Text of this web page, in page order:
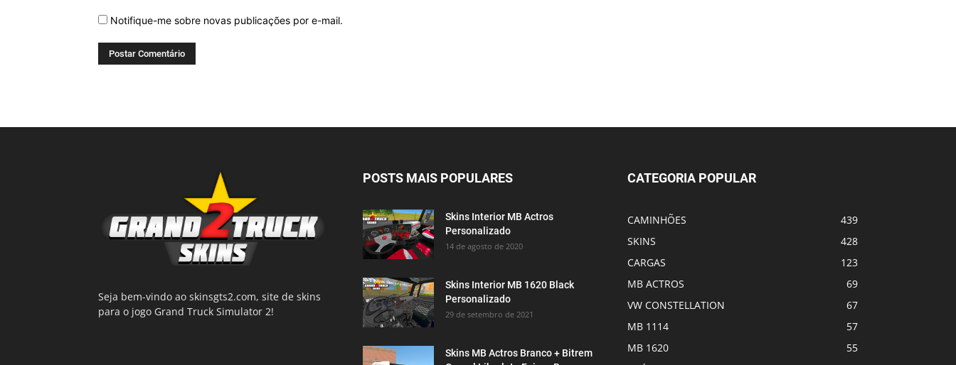
Notifique-me sobre novas publicações por e-mail.
Seja bem-vindo ao skinsgts2.com, site de skins
para o jogo Grand Truck Simulator 2!
POSTS MAIS POPULARES
Skins Interior MB Actros
Personalizado
14 de agosto de 2020
Skins Interior MB 1620 Black
Personalizado
29 de setembro de 2021
Skins MB Actros Branco + Bitrem
CATEGORIA POPULAR
CAMINHÕES
439
SKINS
428
CARGAS
123
MB ACTROS
69
VW CONSTELLATION
67
MB 1114
57
MB 1620
55